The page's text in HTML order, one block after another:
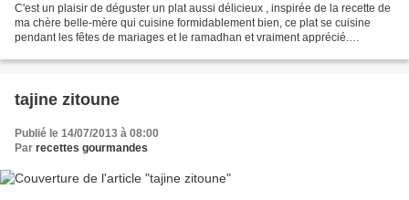
C'est un plaisir de déguster un plat aussi délicieux , inspirée de la recette de
ma chère belle-mère qui cuisine formidablement bien, ce plat se cuisine
pendant les fêtes de mariages et le ramadhan et vraiment apprécié.
tajine zitoune
Publié le 14/07/2013 à 08:00
Par recettes gourmandes